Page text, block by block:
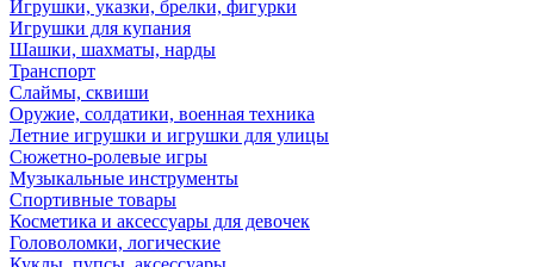
Игрушки, указки, брелки, фигурки
Игрушки для купания
Шашки, шахматы, нарды
Транспорт
Слаймы, сквиши
Оружие, солдатики, военная техника
Летние игрушки и игрушки для улицы
Сюжетно-ролевые игры
Музыкальные инструменты
Спортивные товары
Косметика и аксессуары для девочек
Головоломки, логические